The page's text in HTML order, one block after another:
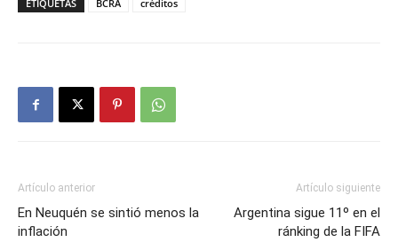
ETIQUETAS BCRA créditos
Artículo anterior
En Neuquén se sintió menos la
inflación
Artículo siguiente
Argentina sigue 11º en el
ránking de la FIFA